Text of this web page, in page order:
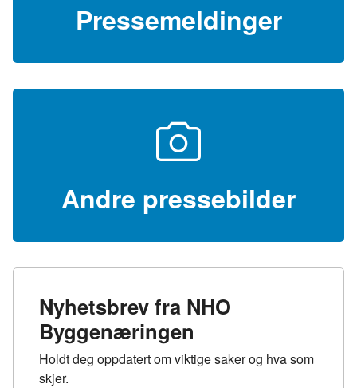
Pressemeldinger
Andre pressebilder
Nyhetsbrev fra NHO
Byggenæringen
Holdt deg oppdatert om viktige saker og hva som
skjer.